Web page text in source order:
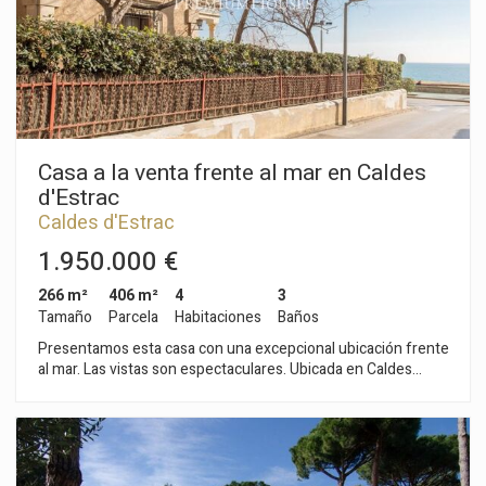
estilo de vida mediterráneo en una de las ubicaciones más
privilegiadas del Maresme.
Casa a la venta frente al mar en Caldes
d'Estrac
Caldes d'Estrac
1.950.000 €
266 m²
Tamaño
406 m²
Parcela
4
Habitaciones
3
Baños
Presentamos esta casa con una excepcional ubicación frente
al mar. Las vistas son espectaculares. Ubicada en Caldes
Barcelona. La casa dispone de un bonito jardín que la rodea,
con salida directa a la playa. Se distribuye en dos plantas; en la
primera planta se nos abre un gran salón presidido por una